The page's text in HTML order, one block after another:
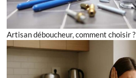
Artisan déboucheur, comment choisir ?